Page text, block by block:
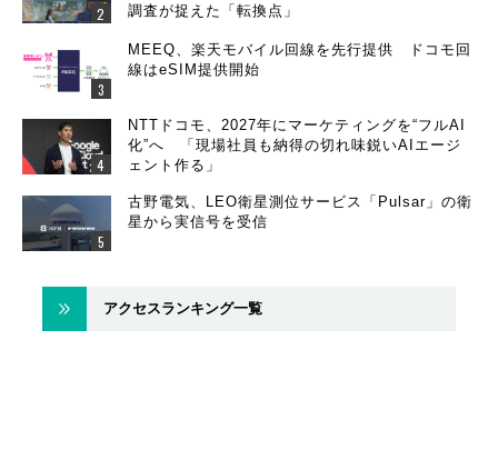
調査が捉えた「転換点」
MEEQ、楽天モバイル回線を先行提供 ドコモ回
線はeSIM提供開始
NTTドコモ、2027年にマーケティングを“フルAI
化”へ 「現場社員も納得の切れ味鋭いAIエージ
ェント作る」
古野電気、LEO衛星測位サービス「Pulsar」の衛
星から実信号を受信
アクセスランキング一覧